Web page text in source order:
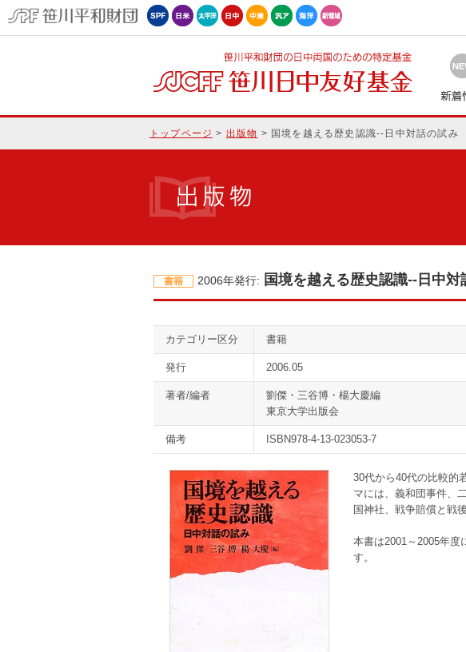
トップページ > 出版物 > 国境を越える歴史認識--日中対話の試み
書籍 2006年発行: 国境を越える歴史認識--日中対
カテゴリー区分 書籍
発行 2006.05
著者/編者
劉傑・三谷博・楊大慶編
東京大学出版会
備考 ISBN978-4-13-023053-7
30代から40代の比較的
マには、義和団事件、
国神社、戦争賠償と戦
本書は2001～2005年度
す。